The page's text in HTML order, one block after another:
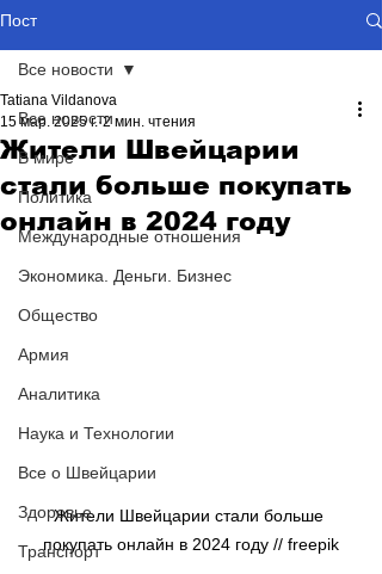
Пост
Все новости
В мире
Политика
Международные отношения
Экономика. Деньги. Бизнес
Общество
Армия
Аналитика
Наука и Технологии
Все о Швейцарии
Здоровье
Транспорт
Все новости
Жители Швейцарии
стали больше покупать
онлайн в 2024 году
Tatiana Vildanova
15 мар. 2025 г. 2 мин. чтения
Жители Швейцарии стали больше
покупать онлайн в 2024 году // freepik